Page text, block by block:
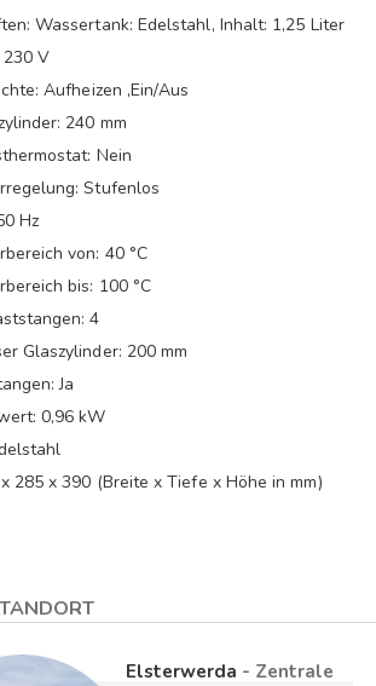
Wassertank: Edelstahl, Inhalt: 1,25 Liter
V
Aufheizen ,Ein/Aus
240 mm
Nein
Stufenlos
Hz
von: 40 °C
bis: 100 °C
4
Glaszylinder: 200 mm
Ja
0,96 kW
285 x 390 (Breite x Tiefe x Höhe in mm)
Elsterwerda - Zentrale